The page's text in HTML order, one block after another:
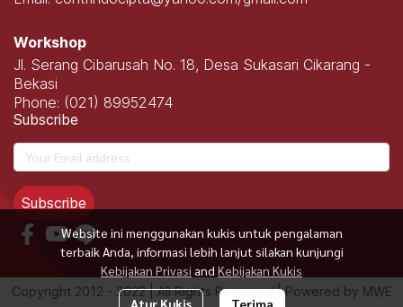
Website ini menggunakan kukis untuk pengalaman
terbaik Anda, informasi lebih lanjut silakan kunjungi
Kebijakan Privasi and Kebijakan Kukis
Atur Kukis Terima
Workshop
Jl. Serang Cibarusah No. 18, Desa Sukasari Cikarang -
Bekasi
Phone: (021) 89952474
Subscribe
Subscribe
Copyright 2012 - 2022 | All Rights Reserved | Powered by MWE